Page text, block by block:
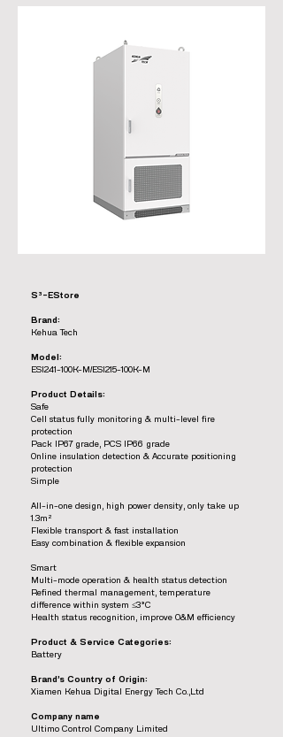
S³-EStore
Brand:
Kehua Tech
Model:
ESI241-100K-M/ESI215-100K-M
Product Details:
Safe
Cell status fully monitoring & multi-level fire
protection
Pack IP67 grade, PCS IP66 grade
Online insulation detection & Accurate positioning
protection
Simple
All-in-one design, high power density, only take up
1.3m²
Flexible transport & fast installation
Easy combination & flexible expansion
Smart
Multi-mode operation & health status detection
Refined thermal management, temperature
difference within system ≤3°C
Health status recognition, improve O&M efficiency
Product & Service Categories:
Battery
Brand’s Country of Origin:
Xiamen Kehua Digital Energy Tech Co.,Ltd
Company name
Ultimo Control Company Limited